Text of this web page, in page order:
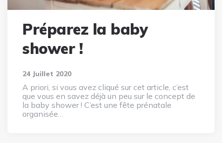
Préparez la baby
shower !
24 Juillet 2020
A priori, si vous avez cliqué sur cet article, c’est
que vous en savez déjà un peu sur le concept de
la baby shower ! C’est une fête prénatale
organisée…